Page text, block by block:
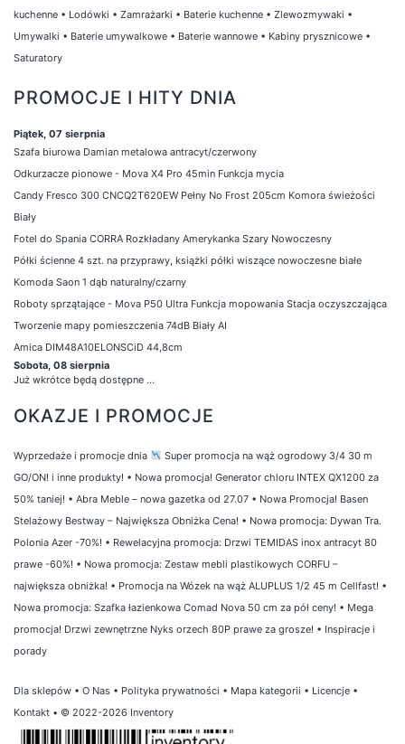
kuchenne • Lodówki • Zamrażarki • Baterie kuchenne • Zlewozmywaki •
Umywalki • Baterie umywalkowe • Baterie wannowe • Kabiny prysznicowe •
Saturatory
PROMOCJE I HITY DNIA
Piątek, 07 sierpnia
Szafa biurowa Damian metalowa antracyt/czerwony
Odkurzacze pionowe - Mova X4 Pro 45min Funkcja mycia
Candy Fresco 300 CNCQ2T620EW Pełny No Frost 205cm Komora świeżości
Biały
Fotel do Spania CORRA Rozkładany Amerykanka Szary Nowoczesny
Półki ścienne 4 szt. na przyprawy, książki półki wiszące nowoczesne białe
Komoda Saon 1 dąb naturalny/czarny
Roboty sprzątające - Mova P50 Ultra Funkcja mopowania Stacja oczyszczająca
Tworzenie mapy pomieszczenia 74dB Biały AI
Amica DIM48A10ELONSCiD 44,8cm
Sobota, 08 sierpnia
Już wkrótce będą dostępne ...
OKAZJE I PROMOCJE
Wyprzedaże i promocje dnia
Super promocja na wąż ogrodowy 3/4 30 m
GO/ON! i inne produkty! • Nowa promocja! Generator chloru INTEX QX1200 za
50% taniej! • Abra Meble – nowa gazetka od 27.07 • Nowa Promocja! Basen
Stelażowy Bestway – Największa Obniżka Cena! • Nowa promocja: Dywan Tra.
Polonia Azer -70%! • Rewelacyjna promocja: Drzwi TEMIDAS inox antracyt 80
prawe -60%! • Nowa promocja: Zestaw mebli plastikowych CORFU –
największa obniżka! • Promocja na Wózek na wąż ALUPLUS 1/2 45 m Cellfast! •
Nowa promocja: Szafka łazienkowa Comad Nova 50 cm za pół ceny! • Mega
promocja! Drzwi zewnętrzne Nyks orzech 80P prawe za grosze! • Inspiracje i
porady
Dla sklepów • O Nas • Polityka prywatności • Mapa kategorii • Licencje •
Kontakt • © 2022-2026 Inventory